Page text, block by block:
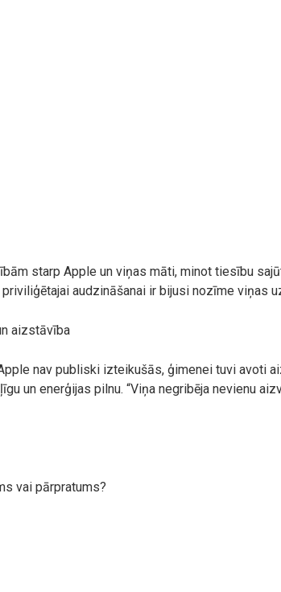
starp Apple un viņas māti, minot tiesību
audzināšanai ir bijusi nozīme viņas
aizstāvība
nav publiski izteikušās, ģimenei tuvi avoti
un enerģijas pilnu. “Viņa negribēja nevienu
vai pārpratums?